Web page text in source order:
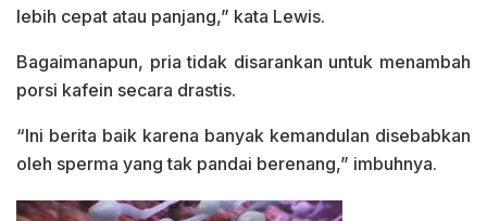
lebih cepat atau panjang,” kata Lewis.
Bagaimanapun, pria tidak disarankan untuk menambah
porsi kafein secara drastis.
“Ini berita baik karena banyak kemandulan disebabkan
oleh sperma yang tak pandai berenang,” imbuhnya.